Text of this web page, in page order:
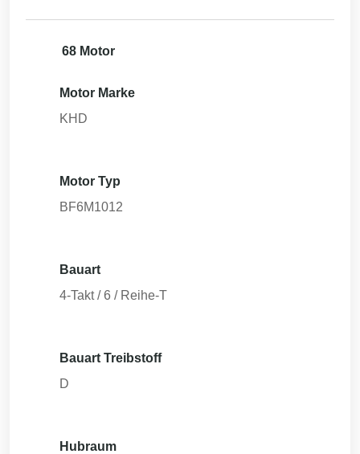
68 Motor
Motor Marke
KHD
Motor Typ
BF6M1012
Bauart
4-Takt / 6 / Reihe-T
Bauart Treibstoff
D
Hubraum